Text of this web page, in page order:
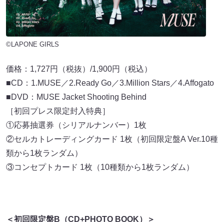
©LAPONE GIRLS
価格：1,727円（税抜）/1,900円（税込）
■CD：1.MUSE／2.Ready Go／3.Million Stars／4.Affogato
■DVD：MUSE Jacket Shooting Behind
［初回プレス限定封入特典］
①応募抽選券（シリアルナンバー）1枚
②セルカトレーディングカード 1枚（初回限定盤A Ver.10種
類から1枚ランダム）
③コンセプトカード 1枚（10種類から1枚ランダム）
＜初回限定盤B（CD+PHOTO BOOK）＞